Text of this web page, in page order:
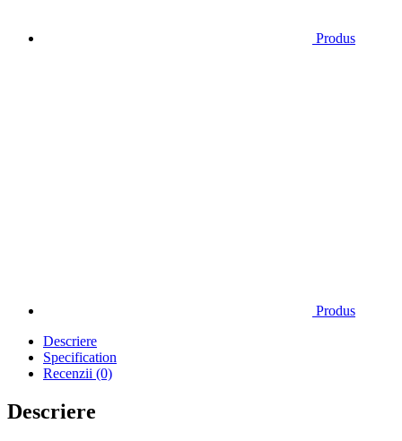
Produs
Produs
Descriere
Specification
Recenzii (0)
Descriere